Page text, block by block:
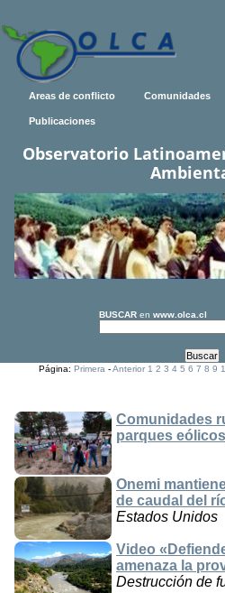
Areas de conflicto Comunidades
Publicaciones
Observatorio
BUSCAR en www.olca.cl
Página:Primera -Anterior 1 2 3 4 5 6 7 8 9
Comunidades
parques eólicos
Onemi
de caudal del
Estados Unidos
Video
amenaza la
Destrucción de